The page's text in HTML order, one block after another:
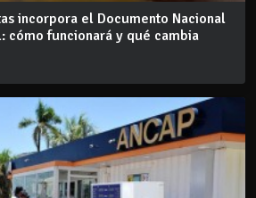
incorpora el Documento Nacional
cómo funcionará y qué cambia